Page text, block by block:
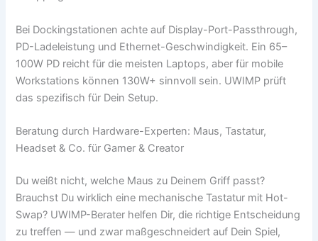
Bei Dockingstationen achte auf Display-Port-Passthrough,
PD-Ladeleistung und Ethernet-Geschwindigkeit. Ein 65–
100W PD reicht für die meisten Laptops, aber für mobile
Workstations können 130W+ sinnvoll sein. UWIMP prüft
das spezifisch für Dein Setup.
Beratung durch Hardware-Experten: Maus, Tastatur,
Headset & Co. für Gamer & Creator
Du weißt nicht, welche Maus zu Deinem Griff passt?
Brauchst Du wirklich eine mechanische Tastatur mit Hot-
Swap? UWIMP-Berater helfen Dir, die richtige Entscheidung
zu treffen — und zwar maßgeschneidert auf Dein Spiel,